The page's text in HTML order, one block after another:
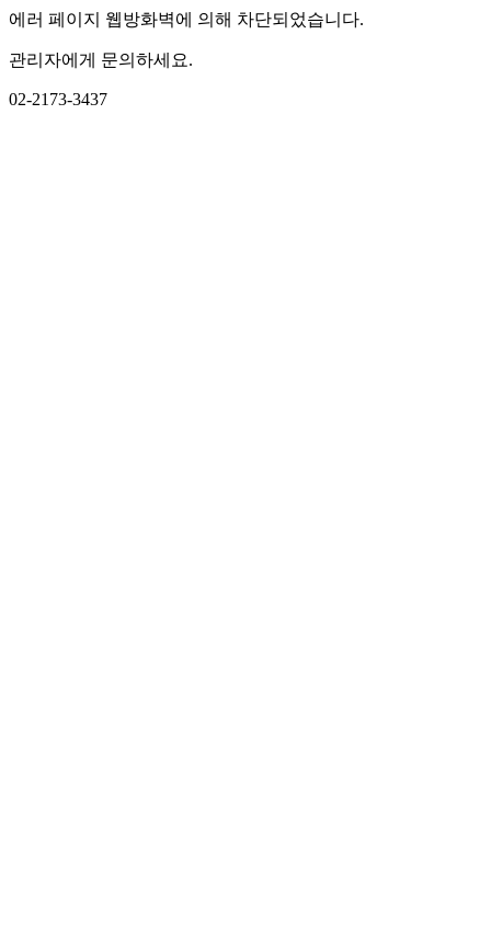
에러 페이지 웹방화벽에 의해 차단되었습니다.
관리자에게 문의하세요.
02-2173-3437